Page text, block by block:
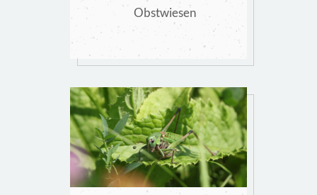
Obstwiesen